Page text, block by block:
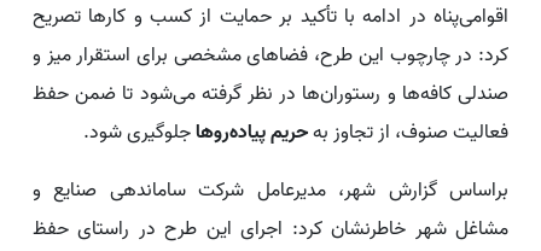
اقوامی‌پناه در ادامه با تأکید بر حمایت از کسب‌ و کارها تصریح
کرد: در چارچوب این طرح، فضاهای مشخصی برای استقرار میز و
صندلی کافه‌ها و رستوران‌ها در نظر گرفته می‌شود تا ضمن حفظ
فعالیت صنوف، از تجاوز بهحریم پیاده‌روهاجلوگیری شود.
براساس گزارش شهر، مدیرعامل شرکت ساماندهی صنایع و
مشاغل شهر خاطرنشان کرد: اجرای این طرح در راستای حفظ